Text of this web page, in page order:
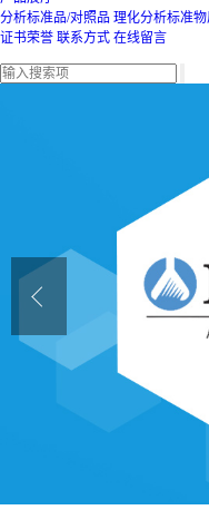
分析标准品/对照品 理化分析标准
证书荣誉 联系方式 在线留言